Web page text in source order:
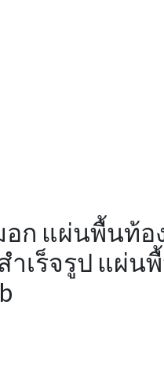
ก แผ่นพื้นท้
เร็จรูป แผ่